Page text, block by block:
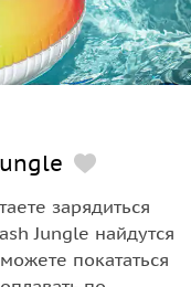
зарядиться
Jungle найдутся
покататься